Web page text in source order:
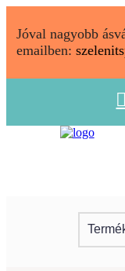
Jóval nagyobb
emailben: